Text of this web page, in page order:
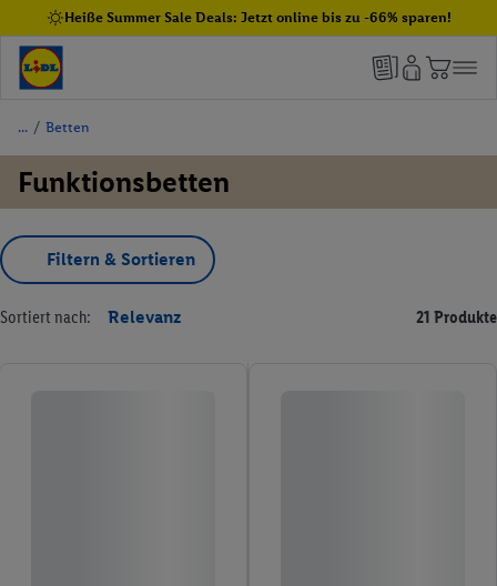
Heiße Summer Sale Deals: Jetzt online bis zu -66% sparen!
/ Betten
Funktionsbetten
Filtern & Sortieren
Sortiert nach: Relevanz 21 Produkte